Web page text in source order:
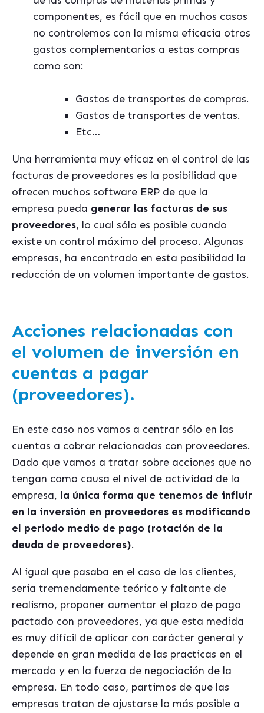
componentes, es fácil que en muchos casos
no controlemos con la misma eficacia otros
gastos complementarios a estas compras
como son:
Gastos de transportes de compras.
Gastos de transportes de ventas.
Etc…
Una herramienta muy eficaz en el control de las
facturas de proveedores es la posibilidad que
ofrecen muchos software ERP de que la
empresa pueda generar las facturas de sus
proveedores, lo cual sólo es posible cuando
existe un control máximo del proceso. Algunas
empresas, ha encontrado en esta posibilidad la
reducción de un volumen importante de gastos.
Acciones relacionadas con
el volumen de inversión en
cuentas a pagar
(proveedores).
En este caso nos vamos a centrar sólo en las
cuentas a cobrar relacionadas con proveedores.
Dado que vamos a tratar sobre acciones que no
tengan como causa el nivel de actividad de la
empresa, la única forma que tenemos de influir
en la inversión en proveedores es modificando
el periodo medio de pago (rotación de la
deuda de proveedores).
Al igual que pasaba en el caso de los clientes,
seria tremendamente teórico y faltante de
realismo, proponer aumentar el plazo de pago
pactado con proveedores, ya que esta medida
es muy difícil de aplicar con carácter general y
depende en gran medida de las practicas en el
mercado y en la fuerza de negociación de la
empresa. En todo caso, partimos de que las
empresas tratan de ajustarse lo más posible a